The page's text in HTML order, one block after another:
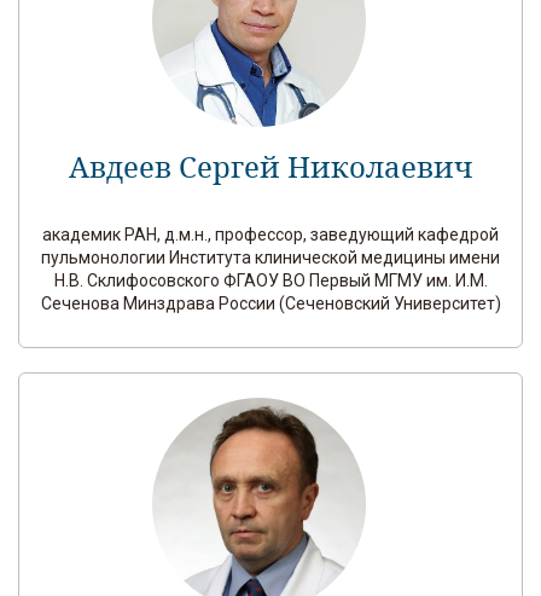
Авдеев Сергей Николаевич
академик РАН, д.м.н., профессор, заведующий кафедрой
пульмонологии Института клинической медицины имени
Н.В. Склифосовского ФГАОУ ВО Первый МГМУ им. И.М.
Сеченова Минздрава России (Сеченовский Университет)